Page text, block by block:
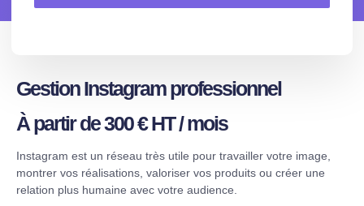
Gestion Instagram professionnel
À partir de 300 € HT / mois
Instagram est un réseau très utile pour travailler votre image,
montrer vos réalisations, valoriser vos produits ou créer une
relation plus humaine avec votre audience.